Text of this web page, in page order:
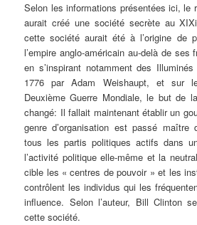
Selon les informations présentées ici, le
aurait créé une société secrète au
cette société aurait été à l’origine de
l’empire anglo-américain au-delà de ses
en s’inspirant notamment des
1776 par Adam Weishaupt, et sur
Deuxième Guerre Mondiale, le but de
changé: Il fallait maintenant établir un
genre d’organisation est passé maître
tous les partis politiques actifs dans
l’activité politique elle-même et la
cible les « centres de pouvoir » et les
contrôlent les individus qui les
influence. Selon l’auteur, Bill Clinton
cette société.